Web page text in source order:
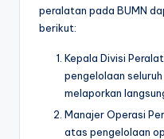
peralatan pada BUMN
berikut:
Kepala Divisi
pengelolaan
melaporkan
Manajer Operasi
atas pengelolaan